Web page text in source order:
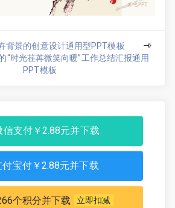
背景的创意设计通用型PPT模板
“时光荏苒微笑向暖”工作总结汇报通用
PPT模板
信支付￥2.88元并下载
付宝付￥2.88元并下载
个积分并下载
立即扣减